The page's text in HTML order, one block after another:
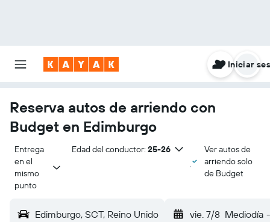
Iniciar
Reserva autos de arriendo con
Budget en Edimburgo
Entrega
en el
mismo
punto
Edad del conductor: 25-26
Ver autos de
arriendo solo
de Budget
Edimburgo, SCT, Reino Unido vie. 7/8 Mediodía -